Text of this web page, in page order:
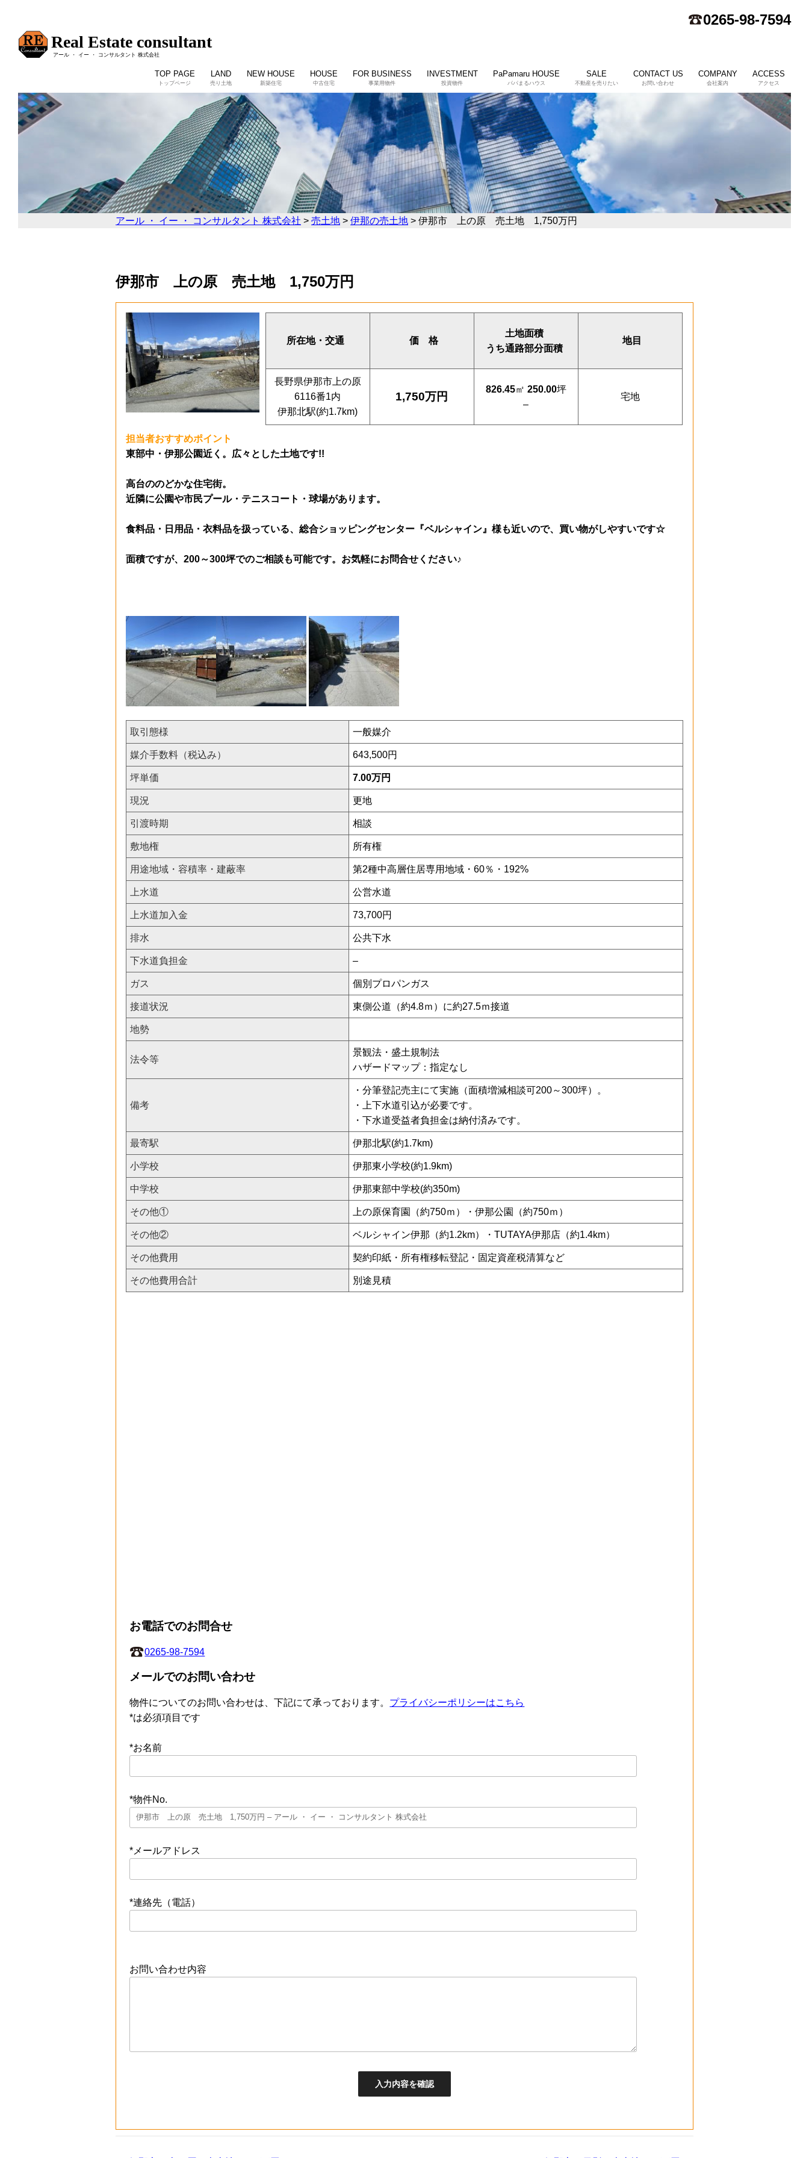
0265-98-7594
Real Estate consultant
アール ・ イー ・ コンサルタント 株式会社
TOP PAGE
トップページ
LAND
売り土地
NEW HOUSE
新築住宅
HOUSE
中古住宅
FOR BUSINESS
事業用物件
INVESTMENT
投資物件
PaPamaru HOUSE
パパまるハウス
SALE
不動産を売りたい
CONTACT US
お問い合わせ
COMPANY
会社案内
ACCESS
アクセス
アール ・ イー ・ コンサルタント 株式会社 > 売土地 > 伊那の売土地 > 伊那市 上の原 売土地 1,750万円
伊那市 上の原 売土地 1,750万円
所在地・交通 価 格
長野県伊那市上の原
6116番1内
伊那北駅(約1.7km)
1,750万円
土地面積
うち通路部分面積
地目
826.45㎡ 250.00坪
–
宅地
担当者おすすめポイント
東部中・伊那公園近く。広々とした土地です!!
高台ののどかな住宅街。
近隣に公園や市民プール・テニスコート・球場があります。
食料品・日用品・衣料品を扱っている、 総合ショッピングセンター『ベルシャイン』様も近いので、 買い物がしやすいです☆
面積ですが、200～300坪でのご相談も可能です。 お気軽にお問合せください♪
取引態様 一般媒介
媒介手数料（税込み） 643,500円
坪単価 7.00万円
現況 更地
引渡時期 相談
敷地権 所有権
用途地域・容積率・建蔽率 第2種中高層住居専用地域・60％・192%
上水道 公営水道
上水道加入金 73,700円
排水 公共下水
下水道負担金 –
ガス 個別プロパンガス
接道状況 東側公道（約4.8ｍ）に約27.5ｍ接道
地勢
法令等
景観法・盛土規制法
ハザードマップ：指定なし
備考
・分筆登記売主にて実施（面積増減相談可200～300坪）。
・上下水道引込が必要です。
・下水道受益者負担金は納付済みです。
最寄駅 伊那北駅(約1.7km)
小学校 伊那東小学校(約1.9km)
中学校 伊那東部中学校(約350m)
その他① 上の原保育園（約750ｍ）・伊那公園（約750ｍ）
その他② ベルシャイン伊那（約1.2km）・TUTAYA伊那店（約1.4km）
その他費用 契約印紙・所有権移転登記・固定資産税清算など
その他費用合計 別途見積
お電話でのお問合せ
0265-98-7594
メールでのお問い合わせ
物件についてのお問い合わせは、下記にて承っております。 プライバシーポリシーはこちら
*は必須項目です
*お名前
*物件No.
*メールアドレス
*連絡先（電話）
お問い合わせ内容